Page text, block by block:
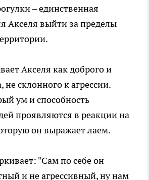
– единственная
Акселя выйти за пределы
Акселя как доброго и
не склонного к агрессии.
ум и способность
проявляются в реакции на
он выражает лаем.
"Сам по себе он
и не агрессивный, ну нам